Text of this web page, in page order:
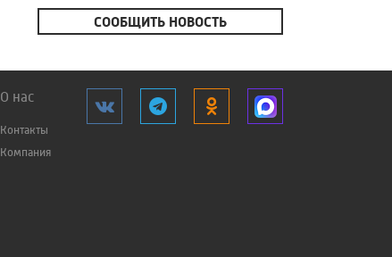
СООБЩИТЬ НОВОСТЬ
О нас
Контакты
Компания